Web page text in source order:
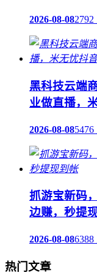
2026-08-08
黑科技云端
业做直播，
2026-08-08
抓游宝新码
边赚，秒提
2026-08-086388
热门文章